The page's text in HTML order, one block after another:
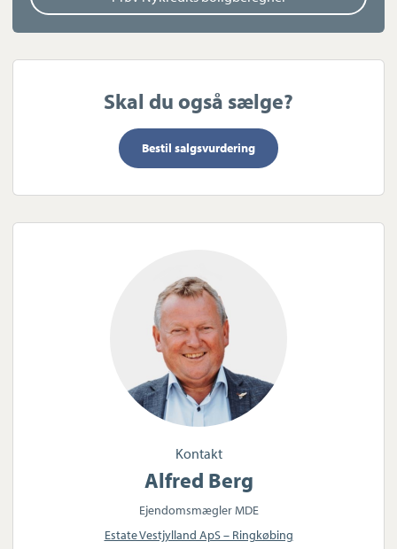
ene er med badekar.
Udenfor huset findes en dobbeltgarage på 48 kvm i alt inkl. lille
Endelig er der et "multirum" med varme og bruser.
OBS - Hvad angår bemærkningen i tilstandsrapporten vedr.
undertaget, som efter tabelopslag defineres som nedslidt, har
tabelopslag har en levetid frem til 2071 –(se tilstandsrapporten /
der er tale om et meget stærkt tag) - anbefaler de en komplet
Alternativt er sælger villig til at give et afslag på kr. 110.000.
Skal du også sælge?
Bestil salgsvurdering
Kontakt
Alfred Berg
Ejendomsmægler MDE
Estate Vestjylland ApS – Ringkøbing